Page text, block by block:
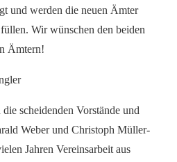
und werden die neuen Ämter
Wir wünschen den beiden
Ämtern!
scheidenden Vorstände und
Weber und Christoph Müller-
Jahren Vereinsarbeit aus